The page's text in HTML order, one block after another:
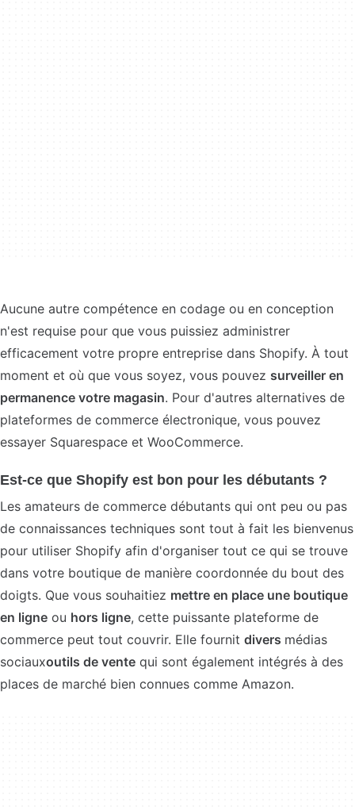
Aucune autre compétence en codage ou en conception
n'est requise pour que vous puissiez administrer
efficacement votre propre entreprise dans Shopify. À tout
moment et où que vous soyez, vous pouvez surveiller en
permanence votre magasin. Pour d'autres alternatives de
plateformes de commerce électronique, vous pouvez
essayer Squarespace et WooCommerce.
Est-ce que Shopify est bon pour les débutants ?
Les amateurs de commerce débutants qui ont peu ou pas
de connaissances techniques sont tout à fait les bienvenus
pour utiliser Shopify afin d'organiser tout ce qui se trouve
dans votre boutique de manière coordonnée du bout des
doigts. Que vous souhaitiez mettre en place une boutique
en ligne ou hors ligne, cette puissante plateforme de
commerce peut tout couvrir. Elle fournit divers médias
sociauxoutils de vente qui sont également intégrés à des
places de marché bien connues comme Amazon.